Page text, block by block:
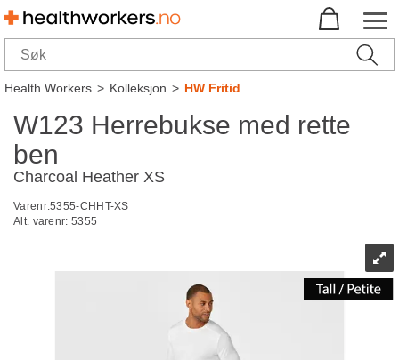
Health Workers>Kolleksjon>HW Fritid
W123 Herrebukse med rette
ben
Charcoal Heather XS
Varenr:5355-CHHT-XS
Alt. varenr: 5355